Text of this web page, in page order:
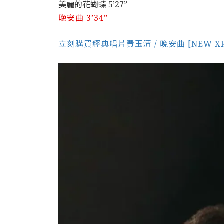
美麗的花蝴蝶 5’27”
晚安曲 3’34”
立刻購買經典唱片費玉清 / 晚安曲 [NEW